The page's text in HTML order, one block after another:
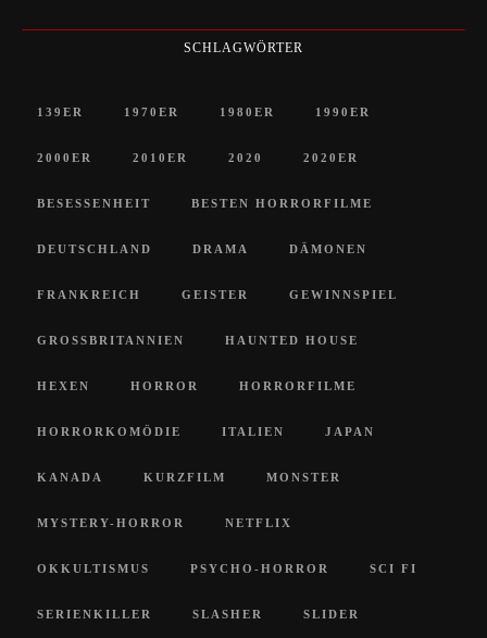
SCHLAGWÖRTER
139ER 1970ER 1980ER 1990ER
2000ER 2010ER 2020 2020ER
BESESSENHEIT BESTEN HORRORFILME
DEUTSCHLAND DRAMA DÄMONEN
FRANKREICH GEISTER GEWINNSPIEL
GROSSBRITANNIEN HAUNTED HOUSE
HEXEN HORROR HORRORFILME
HORRORKOMÖDIE ITALIEN JAPAN
KANADA KURZFILM MONSTER
MYSTERY-HORROR NETFLIX
OKKULTISMUS PSYCHO-HORROR SCI FI
SERIENKILLER SLASHER SLIDER